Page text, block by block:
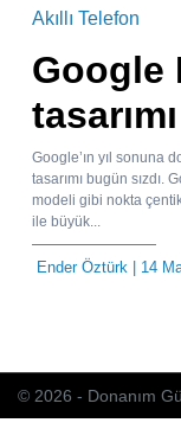
Akıllı Telefon
Google
Google’ın yıl sonuna
tasarımı bugün
modeli gibi nokta
ile büyük...
Ender Öztürk | 14
© 2026 - Donanım